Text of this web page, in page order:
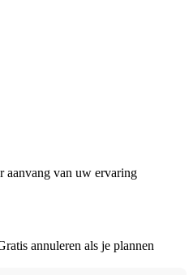
aanvang van uw ervaring
annuleren als je plannen